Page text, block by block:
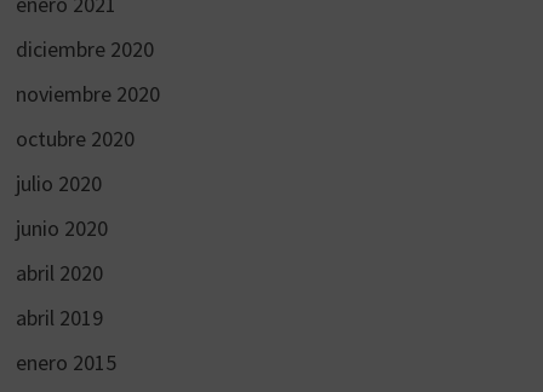
diciembre 2020
noviembre 2020
octubre 2020
julio 2020
junio 2020
abril 2020
abril 2019
enero 2015